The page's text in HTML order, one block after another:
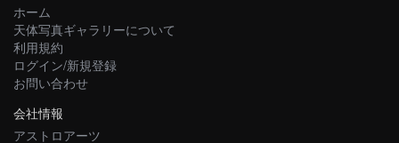
ホーム
天体写真ギャラリーについて
利用規約
ログイン/新規登録
お問い合わせ
会社情報
アストロアーツ